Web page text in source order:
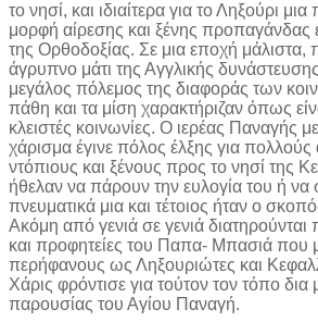
το νησί, και ιδιαίτερα για το Ληξούρι
μορφή αίρεσης και ξένης προπαγάνδας
της Ορθοδοξίας. Σε μια εποχή
άγρυπνο μάτι της Αγγλικής
μεγάλος πόλεμος της διαφοράς των
πάθη και τα μίση χαρακτήριζαν όπως
κλειστές κοινωνίες. Ο ιερέας Παναγής
χάρισμα έγινε πόλος έλξης για
ντόπιους και ξένους προς το νησί της
ήθελαν να πάρουν την ευλογία του ή να
πνευματικά μια και τέτοιος ήταν ο
Ακόμη από γενιά σε γενιά διατηρούνται
και προφητείες του Παπα- Μπασιά που
περήφανους ως Ληξουριώτες και
Χάρις φρόντισε για τούτον τον τόπο δια
παρουσίας του Αγίου Παναγή.